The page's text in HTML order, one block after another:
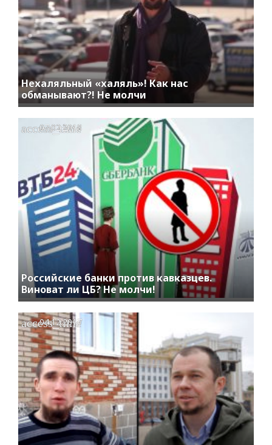
Нехаляльный «халяль»! Как нас
обманывают?! Не молчи
Российские банки против кавказцев.
Виноват ли ЦБ? Не молчи!
access_time
07.02.2018
access_time
04.12.2017